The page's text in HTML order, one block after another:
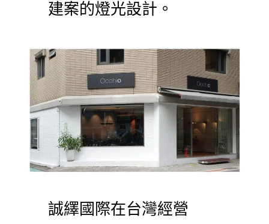
建案的燈光設計。
誠繹國際在台灣經營